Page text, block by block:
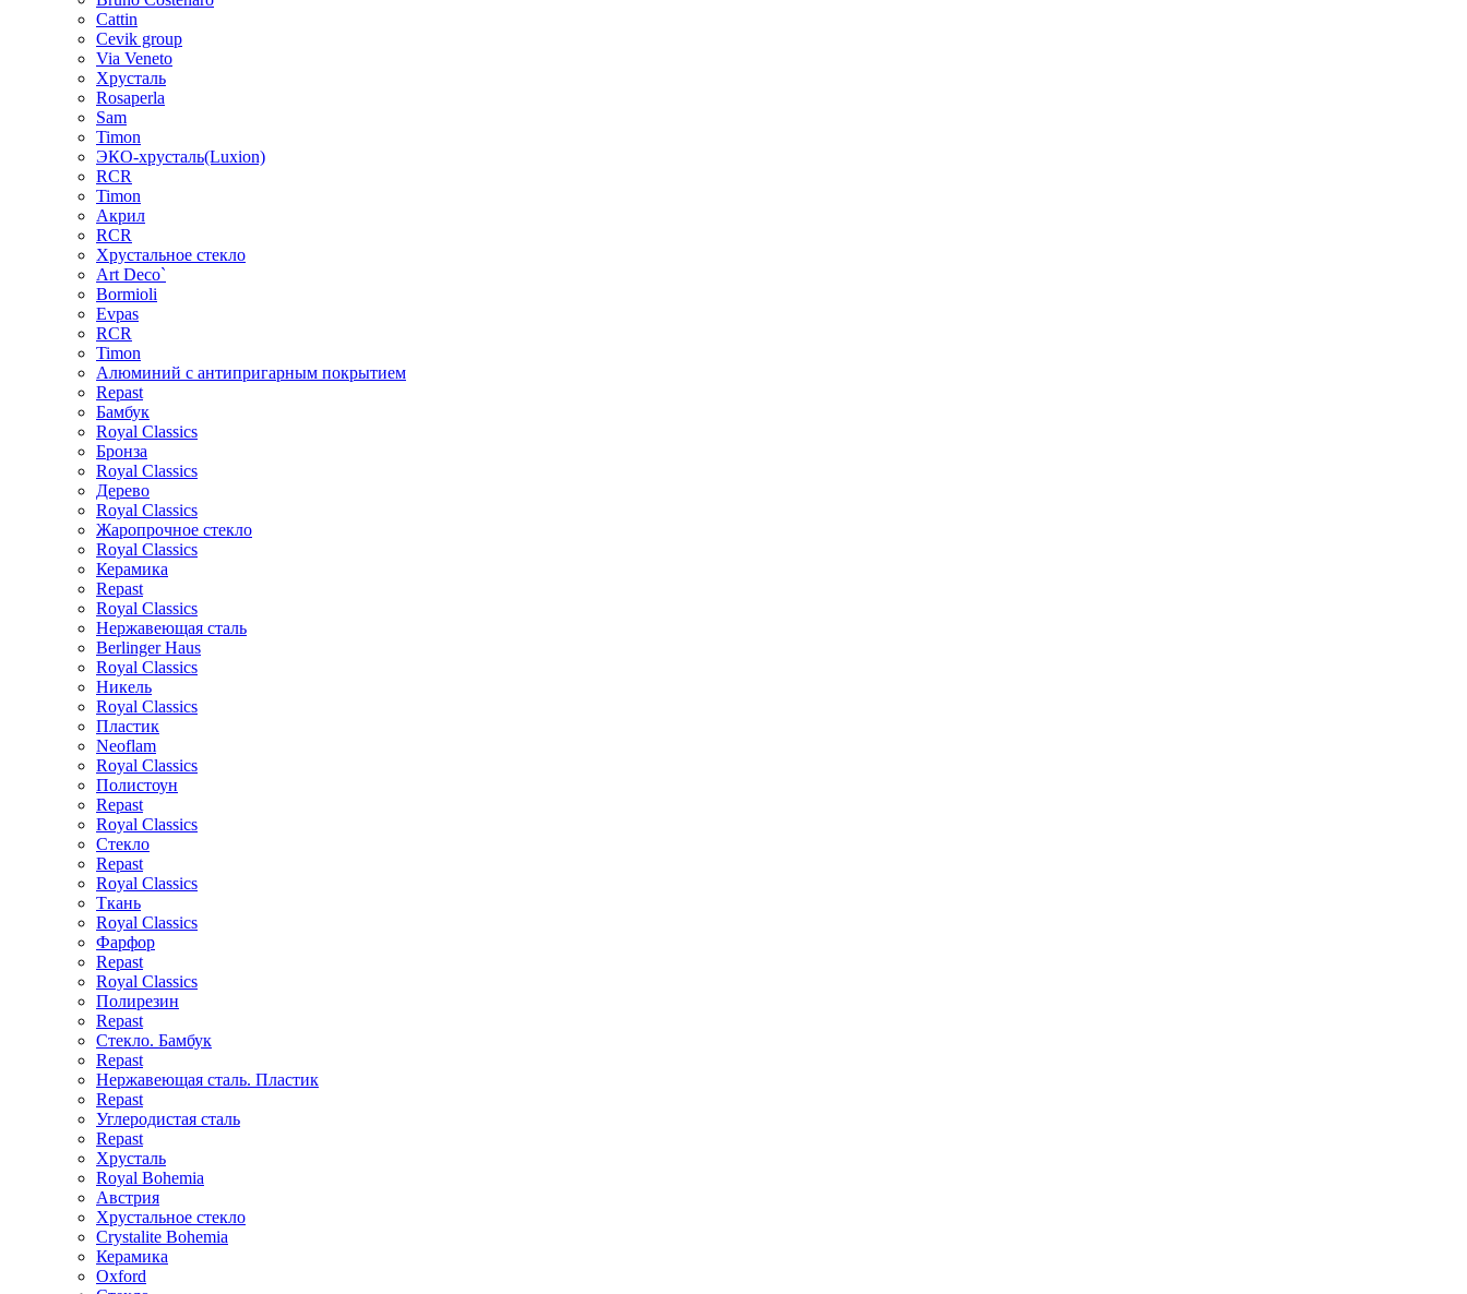
Cattin
Cevik group
Via Veneto
Хрусталь
Rosaperla
Sam
Timon
ЭКО-хрусталь(Luxion)
RCR
Timon
Акрил
RCR
Хрустальное стекло
Art Deco`
Bormioli
Evpas
RCR
Timon
Алюминий с антипригарным покрытием
Repast
Бамбук
Royal Classics
Бронза
Royal Classics
Дерево
Royal Classics
Жаропрочное стекло
Royal Classics
Керамика
Repast
Royal Classics
Нержавеющая сталь
Berlinger Haus
Royal Classics
Никель
Royal Classics
Пластик
Neoflam
Royal Classics
Полистоун
Repast
Royal Classics
Стекло
Repast
Royal Classics
Ткань
Royal Classics
Фарфор
Repast
Royal Classics
Полирезин
Repast
Стекло. Бамбук
Repast
Нержавеющая сталь. Пластик
Repast
Углеродистая сталь
Repast
Хрусталь
Royal Bohemia
Австрия
Хрустальное стекло
Crystalite Bohemia
Керамика
Oxford